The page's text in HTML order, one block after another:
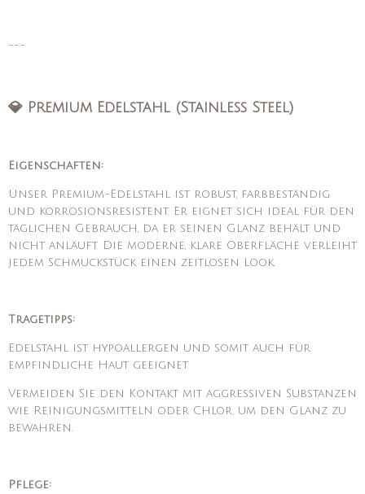
---
💎 Premium Edelstahl (Stainless Steel)
Eigenschaften:
Unser Premium-Edelstahl ist robust, farbbeständig
und korrosionsresistent. Er eignet sich ideal für den
täglichen Gebrauch, da er seinen Glanz behält und
nicht anläuft. Die moderne, klare Oberfläche verleiht
jedem Schmuckstück einen zeitlosen Look.
Tragetipps:
Edelstahl ist hypoallergen und somit auch für
empfindliche Haut geeignet.
Vermeiden Sie den Kontakt mit aggressiven Substanzen
wie Reinigungsmitteln oder Chlor, um den Glanz zu
bewahren.
Pflege: